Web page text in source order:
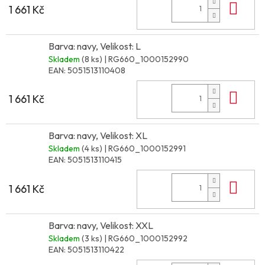
1 661 Kč
Barva: navy, Velikost: L
Skladem (8 ks) | RG660_1000152990
EAN: 5051513110408
1 661 Kč
Barva: navy, Velikost: XL
Skladem (4 ks) | RG660_1000152991
EAN: 5051513110415
1 661 Kč
Barva: navy, Velikost: XXL
Skladem (3 ks) | RG660_1000152992
EAN: 5051513110422